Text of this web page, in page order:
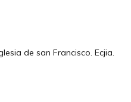
de san Francisco. Ecjia.